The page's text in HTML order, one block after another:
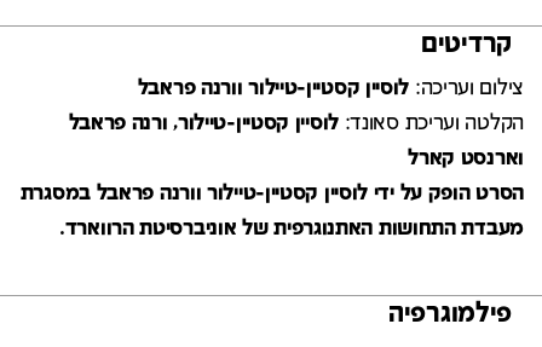
קרדיטים
צילום ועריכה: לוסיין קסטיין-טיילור וורנה פראבל
הקלטה ועריכת סאונד: לוסיין קסטיין-טיילור, ורנה פראבל
וארנסט קארל
הסרט הופק על ידי לוסיין קסטיין-טיילור וורנה פראבל במסגרת
מעבדת התחושות האתנוגרפית של אוניברסיטת הרווארד.
פילמוגרפיה